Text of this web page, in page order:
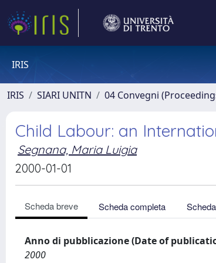
IRIS
IRIS SIARI UNITN 04 Convegni
Child Labour: an
Segnana, Maria Luigia
2000-01-01
Scheda breve Scheda completa
Anno di pubblicazione (Date of
2000